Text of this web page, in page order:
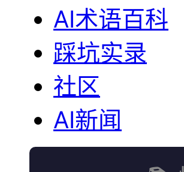
AI术语百科
踩坑实录
社区
AI新闻